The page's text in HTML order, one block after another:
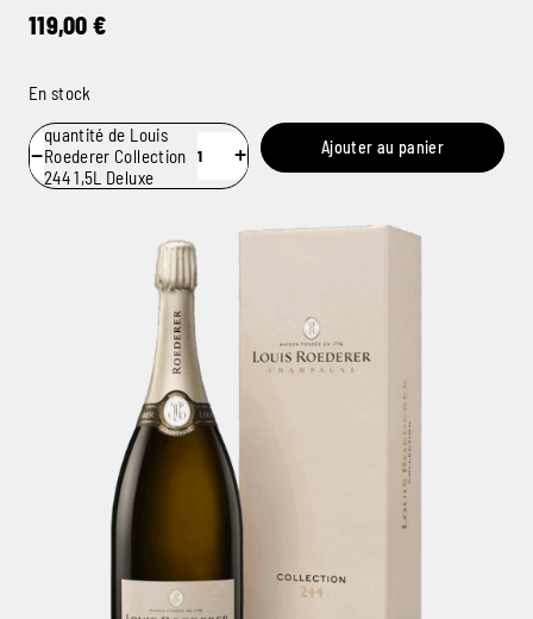
119,00 €
En stock
−
quantité de Louis
Roederer Collection
244 1,5L Deluxe
+ Ajouter au panier